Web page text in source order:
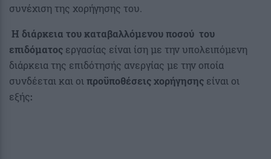
συνέχιση της χορήγησης του.
Η διάρκεια του καταβαλλόμενου ποσού του
επιδόματος εργασίας είναι ίση με την υπολειπόμενη
διάρκεια της επιδότησής ανεργίας με την οποία
συνδέεται και οιπροϋποθέσεις χορήγησης είναι οι
εξής: